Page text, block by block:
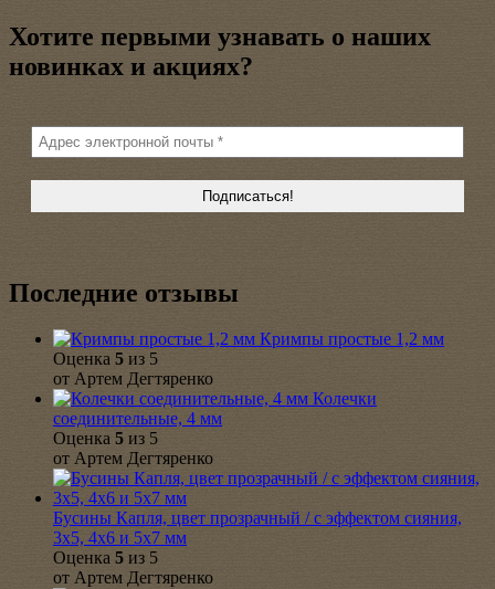
Хотите первыми узнавать о наших
новинках и акциях?
Последние отзывы
Кримпы простые 1,2 мм
Оценка 5 из 5
от Артем Дегтяренко
Колечки
соединительные, 4 мм
Оценка 5 из 5
от Артем Дегтяренко
Бусины Капля, цвет прозрачный / с эффектом сияния,
3х5, 4х6 и 5х7 мм
Оценка 5 из 5
от Артем Дегтяренко